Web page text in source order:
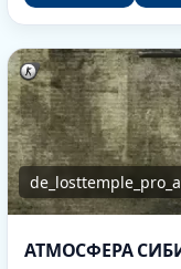
АТМОСФЕРА